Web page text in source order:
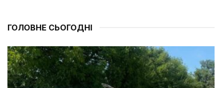
ГОЛОВНЕ СЬОГОДНІ